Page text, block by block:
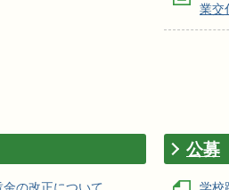
業交
の改正について
公募
学校